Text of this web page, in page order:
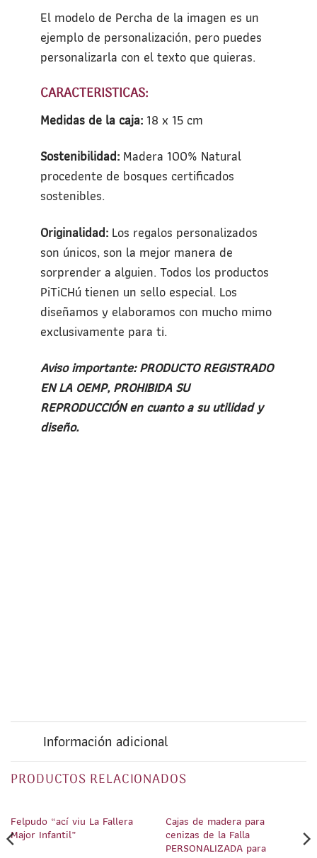
El modelo de Percha de la imagen es un
ejemplo de personalización, pero puedes
personalizarla con el texto que quieras.
CARACTERISTICAS:
Medidas de la caja:18 x 15 cm
Sostenibilidad:Madera 100% Natural
procedente de bosques certificados
sostenibles.
Originalidad:Los regalos personalizados
son únicos, son la mejor manera de
sorprender a alguien. Todos los productos
PiTiCHú tienen un sello especial. Los
diseñamos y elaboramos con mucho mimo
exclusivamente para ti.
Aviso importante: PRODUCTO REGISTRADO
EN LA OEMP, PROHIBIDA SU
REPRODUCCIÓN en cuanto a su utilidad y
diseño.
Información adicional
PRODUCTOS RELACIONADOS
Felpudo “ací viu La Fallera
Major Infantil”
Cajas de madera para
cenizas de la Falla
PERSONALIZADA para